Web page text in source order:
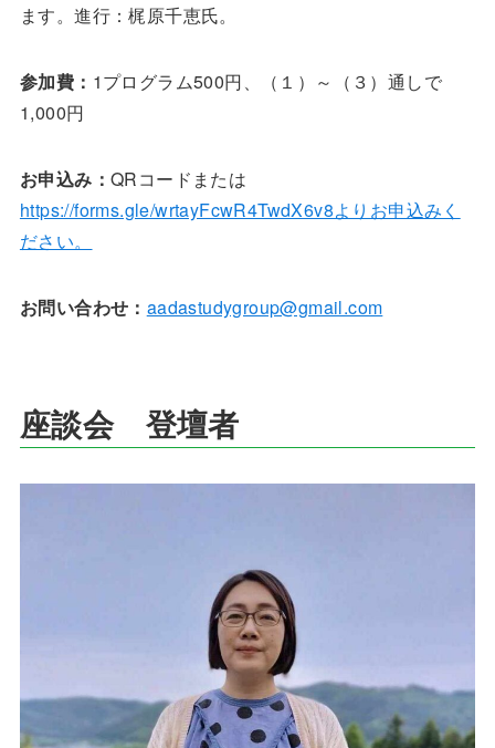
ます。進行：梶原千恵氏。
参加費： 1プログラム500円、（１）～（３）通しで
1,000円
お申込み： QRコードまたは
https://forms.gle/wrtayFcwR4TwdX6v8よりお申込みく
ださい。
お問い合わせ： aadastudygroup@gmail.com
座談会 登壇者